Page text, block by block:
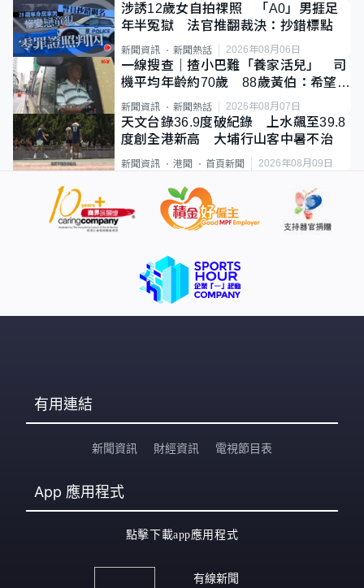
涉誘12歲女自拍祼照 「A0」男捱足
年半冤獄 法官推翻裁決：抄錯標點
新聞資訊 新聞熱話 2026年08月06日
一線搜查｜揸小巴難「養家活兒」 司
機平均年齡約70歲 88歲黃伯：希望一
直揸落去
新聞資訊 新聞熱話 2026年08月07日
天文台錄36.9度破紀錄 上水飆至39.8
度創全港新高 大埔行山客中暑不治
新聞資訊 港聞 首頁新聞 2026年08月09日
有用連結
新聞資訊 財經資訊 電視節目表
App 應用程式
點擊下載app應用程式
有線新聞